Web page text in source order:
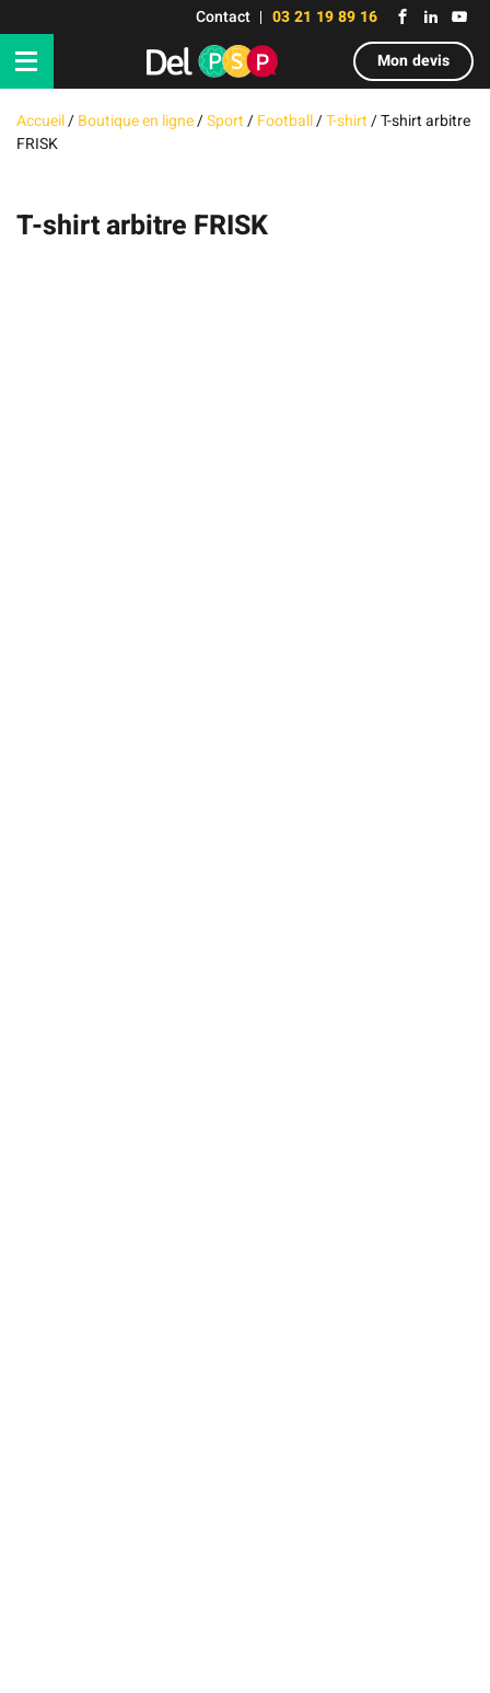
Contact
03 21 19 89 16
Mon devis
Accueil/Boutique en ligne/Sport/Football/T-shirt/T-shirt arbitre
FRISK
T-shirt arbitre FRISK